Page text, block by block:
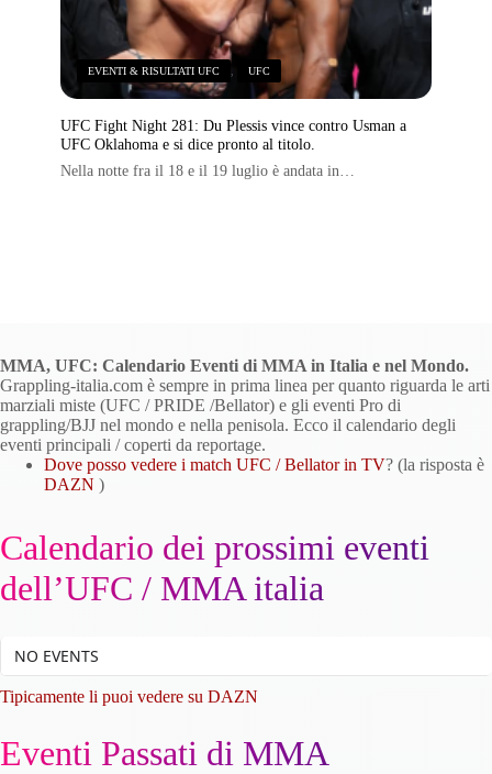
EVENTI & RISULTATI UFC UFC
UFC Fight Night 281: Du Plessis vince contro Usman a
UFC Oklahoma e si dice pronto al titolo.
Nella notte fra il 18 e il 19 luglio è andata in…
MMA, UFC: Calendario Eventi di MMA in Italia e nel Mondo.
Grappling-italia.com è sempre in prima linea per quanto riguarda le arti
marziali miste (UFC / PRIDE /Bellator) e gli eventi Pro di
grappling/BJJ nel mondo e nella penisola. Ecco il calendario degli
eventi principali / coperti da reportage.
Dove posso vedere i match UFC / Bellator in TV? (la risposta è
DAZN )
Calendario dei prossimi eventi
dell’UFC / MMA italia
NO EVENTS
Tipicamente li puoi vedere su DAZN
Eventi Passati di MMA